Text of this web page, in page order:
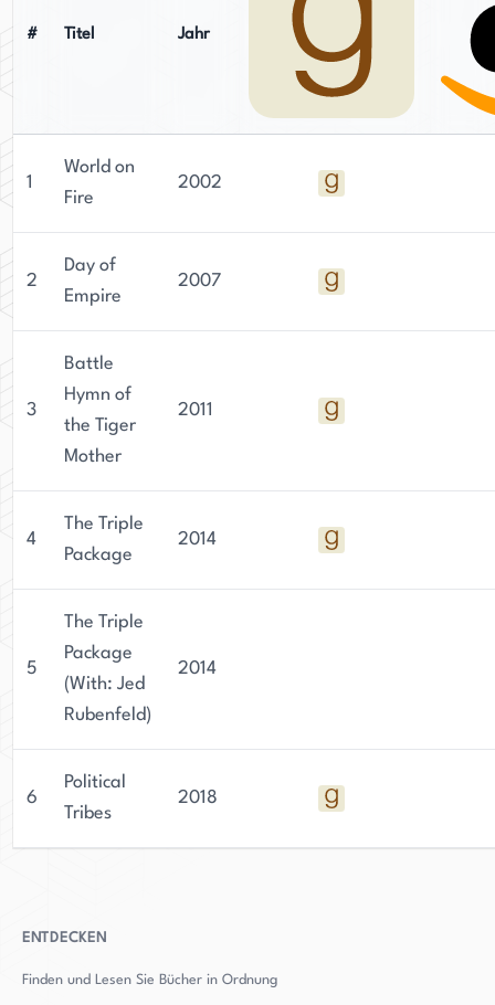
in Gang zu setzen.
# Titel Jahr
1
World on
Fire
2002
2
Day of
Empire
2007
3
Battle
Hymn of
the Tiger
Mother
2011
4
The Triple
Package
2014
5
The Triple
Package
(With: Jed
Rubenfeld)
2014
6
Political
Tribes
2018
ENTDECKEN
Finden und Lesen Sie Bücher in Ordnung